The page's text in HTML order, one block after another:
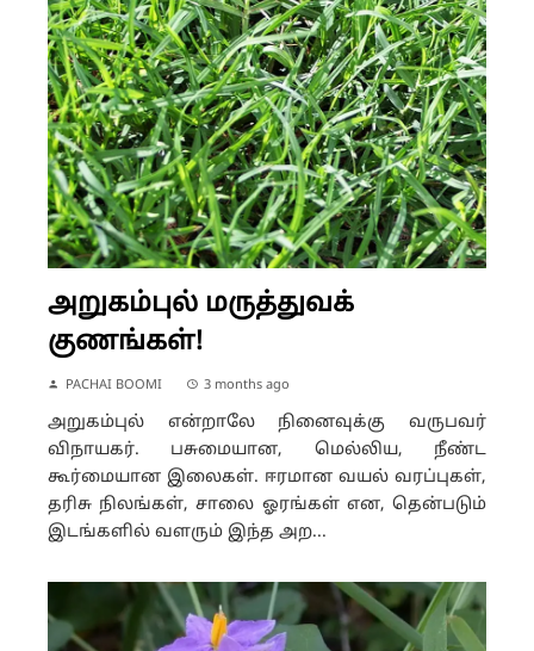
அறுகம்புல் மருத்துவக்
குணங்கள்!
PACHAI BOOMI 3 months ago
அறுகம்புல் என்றாலே நினைவுக்கு வருபவர்
விநாயகர். பசுமையான, மெல்லிய, நீண்ட
கூர்மையான இலைகள். ஈரமான வயல் வரப்புகள்,
தரிசு நிலங்கள், சாலை ஓரங்கள் என, தென்படும்
இடங்களில் வளரும் இந்த அற...